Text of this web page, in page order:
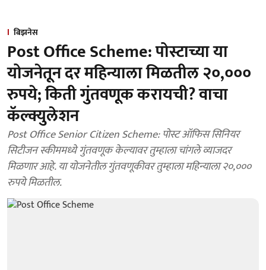
बिझनेस
Post Office Scheme: पोस्टाच्या या
योजनेतून दर महिन्याला मिळतील २०,०००
रुपये; किती गुंतवणूक करायची? वाचा
कॅल्क्युलेशन
Post Office Senior Citizen Scheme: पोस्ट ऑफिस सिनियर
सिटीजन स्कीममध्ये गुंतवणूक केल्यावर तुम्हाला चांगले व्याजदर
मिळणार आहे. या योजनेतील गुंतवणूकीवर तुम्हाला महिन्याला २०,०००
रुपये मिळतील.